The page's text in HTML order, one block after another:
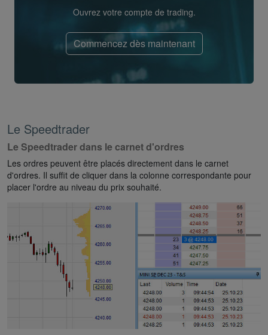
Ouvrez votre compte de trading.
Commencez dès maintenant
Le Speedtrader
Le Speedtrader dans le carnet d'ordres
Les ordres peuvent être placés directement dans le carnet
d'ordres. Il suffit de cliquer dans la colonne correspondante pour
placer l'ordre au niveau du prix souhaité.